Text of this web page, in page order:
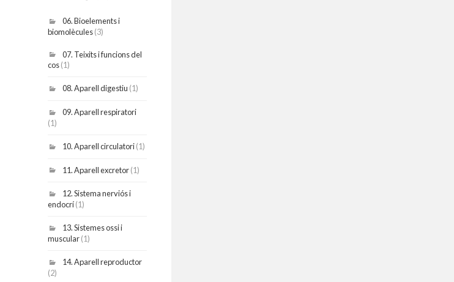
06. Bioelements i
biomolècules(3)
07. Teixits i funcions del
cos(1)
08. Aparell digestiu (1)
09. Aparell respiratori
(1)
10. Aparell circulatori(1)
11. Aparell excretor(1)
12. Sistema nerviós i
endocrí(1)
13. Sistemes ossi i
muscular(1)
14. Aparell reproductor
(2)